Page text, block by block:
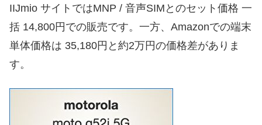
IIJmio サイトではMNP / 音声SIMとのセット価格 一
括 14,800円での販売です。一方、Amazonでの端末
単体価格は 35,180円と約2万円の価格差がありま
す。